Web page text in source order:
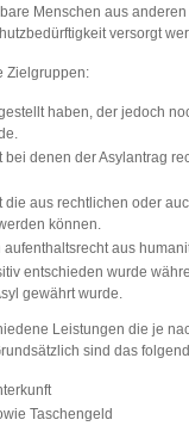
Menschen aus
versorgt
Zielgruppen:
haben, der jedoch
bei denen der Asylantrag
die aus rechtlichen oder
können.
aus
entschieden wurde
gewährt wurde.
Leistungen die je
sind das
Taschengeld